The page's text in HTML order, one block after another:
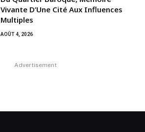
Vivante D’Une Cité Aux Influences
Multiples
AOÛT 4, 2026
Advertisement